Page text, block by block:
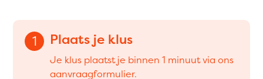
1 Plaats je klus
Je klus plaatst je binnen 1 minuut via ons
aanvraagformulier.